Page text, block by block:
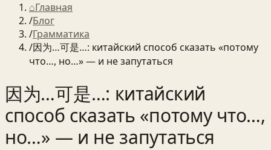
⌂Главная
/Блог
/Грамматика
/因为…可是…: китайский способ сказать «потому
что…, но…» — и не запутаться
因为…可是…: китайский
способ сказать «потому что…,
но…» — и не запутаться